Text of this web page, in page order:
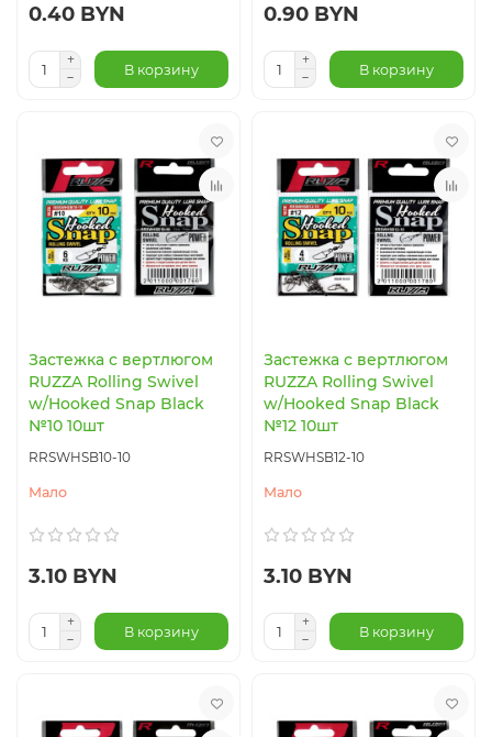
0.40 BYN
В корзину
0.90 BYN
В корзину
Застежка с вертлюгом
RUZZA Rolling Swivel
w/Hooked Snap Black
№10 10шт
RRSWHSB10-10
Мало
3.10 BYN
В корзину
Застежка с вертлюгом
RUZZA Rolling Swivel
w/Hooked Snap Black
№12 10шт
RRSWHSB12-10
Мало
3.10 BYN
В корзину